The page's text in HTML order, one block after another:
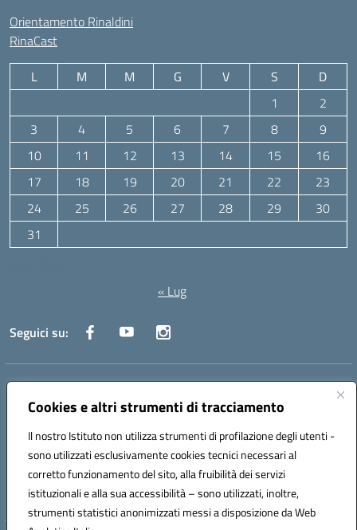
Cookies e altri strumenti di tracciamento
Il nostro Istituto non utilizza strumenti di profilazione degli utenti -
sono utilizzati esclusivamente cookies tecnici necessari al
corretto funzionamento del sito, alla fruibilità dei servizi
istituzionali e alla sua accessibilità – sono utilizzati, inoltre,
strumenti statistici anonimizzati messi a disposizione da Web
Orientamento Rinaldini
RinaCast
L M M G V S
D
1
2
3
4 5 6 7 8
9
10
11 12 13 14 15
16
17
18 19 20 21 22
23
24
25 26 27 28 29
30
31
« Lug
Seguici su:
Indirizzo:Via Canale 1, Ancona
Centralino:071 204723 Email:anpc010006@istruzione.it
Codice fiscale: 93020970427
Codice meccanografico:
ANPC010006
Codice unico di fatturazione (CUF): UFBE6V